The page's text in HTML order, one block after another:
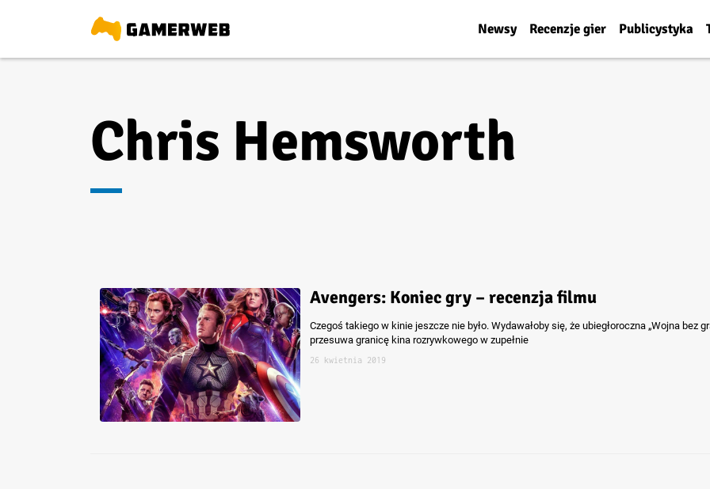
Newsy Recenzje gier Publicystyka
Chris Hemsworth
Avengers: Koniec gry – recenzja filmu
Czegoś takiego w kinie jeszcze nie było. Wydawałoby się, że ubiegłoroczna „Wojna bez
przesuwa granicę kina rozrywkowego w zupełnie
26 kwietnia 2019